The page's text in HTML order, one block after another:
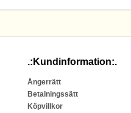
.:Kundinformation:.
Ångerrätt
Betalningssätt
Köpvillkor